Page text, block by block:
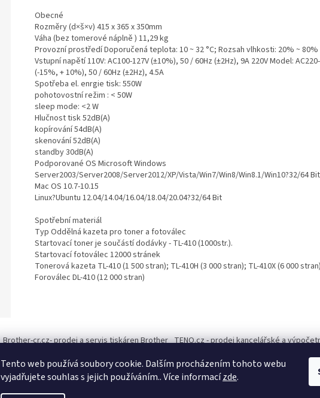
Tento web používá soubory cookie. Dalším procházením tohoto webu
vyjadřujete souhlas s jejich používáním.. Více informacízde.
Obecné
Rozměry (d×š×v) 415 x 365 x 350mm
Váha (bez tomerové náplně ) 11,29 kg
Provozní prostředí Doporučená teplota: 10 ~ 32 °C; Rozsah vlhkosti: 20% ~ 80%
Vstupní napětí 110V: AC100-127V (±10%), 50 / 60Hz (±2Hz), 9A 220V Model:
(-15%, + 10%), 50 / 60Hz (±2Hz), 4.5A
Spotřeba el. enrgie tisk: 550W
pohotovostní režim : < 50W
sleep mode: <2 W
Hlučnost tisk 52dB(A)
kopírování 54dB(A)
skenování 52dB(A)
standby 30dB(A)
Podporované OS Microsoft Windows
Server2003/Server2008/Server2012/XP/Vista/Win7/Win8/Win8.1/Win10?32/64
Mac OS 10.7-10.15
Linux?Ubuntu 12.04/14.04/16.04/18.04/20.04?32/64 Bit
Spotřební materiál
Typ Oddělná kazeta pro toner a fotoválec
Startovací toner je součástí dodávky - TL-410 (1000str.).
Startovací fotoválec 12000 stránek
Tonerová kazeta TL-410 (1 500 stran); TL-410H (3 000 stran); TL-410X (6 000 stran)
Foroválec DL-410 (12 000 stran)
Brother-cr.cz- prodej a servis tiskáren Brother TENO.cz - prodej kancelářské a